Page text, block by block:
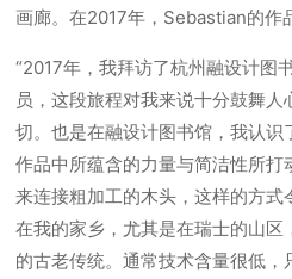
画廊。在2017年，Sebastian的作
“2017年，我拜访了杭州融设计图
员，这段旅程对我来说十分鼓舞
切。也是在融设计图书馆，我认
作品中所蕴含的力量与简洁性所
来连接粗加工的木头，这样的方式
在我的家乡，尤其是在瑞士的山
的古老传统。通常技术含量很低